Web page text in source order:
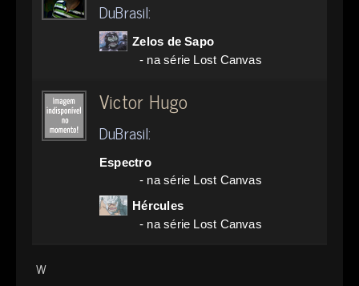
DuBrasil:
Zelos de Sapo
- na série Lost Canvas
Victor Hugo
DuBrasil:
Espectro
- na série Lost Canvas
Hércules
- na série Lost Canvas
W